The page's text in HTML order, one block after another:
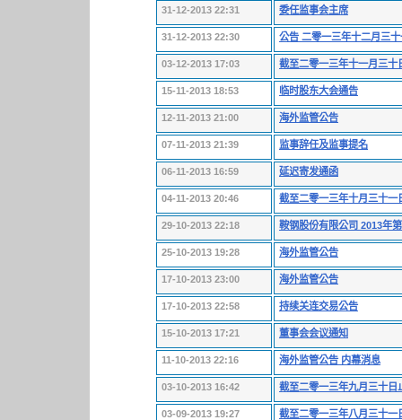
31-12-2013 22:31 委任监事会主席
31-12-2013 22:30 公告 二零一三年十二月三
03-12-2013 17:03 截至二零一三年十一月三十
15-11-2013 18:53 临时股东大会通告
12-11-2013 21:00 海外监管公告
07-11-2013 21:39 监事辞任及监事提名
06-11-2013 16:59 延迟寄发通函
04-11-2013 20:46 截至二零一三年十月三十一
29-10-2013 22:18 鞍钢股份有限公司 2013年
25-10-2013 19:28 海外监管公告
17-10-2013 23:00 海外监管公告
17-10-2013 22:58 持续关连交易公告
15-10-2013 17:21 董事会会议通知
11-10-2013 22:16 海外监管公告 内幕消息
03-10-2013 16:42 截至二零一三年九月三十日
03-09-2013 19:27 截至二零一三年八月三十一